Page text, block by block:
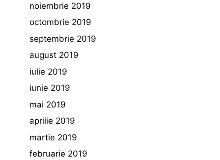
noiembrie 2019
octombrie 2019
septembrie 2019
august 2019
iulie 2019
iunie 2019
mai 2019
aprilie 2019
martie 2019
februarie 2019